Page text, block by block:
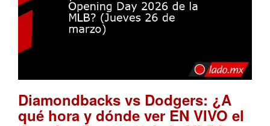
Diamondbacks vs Dodgers: ¿A
qué hora y dónde ver EN VIVO el